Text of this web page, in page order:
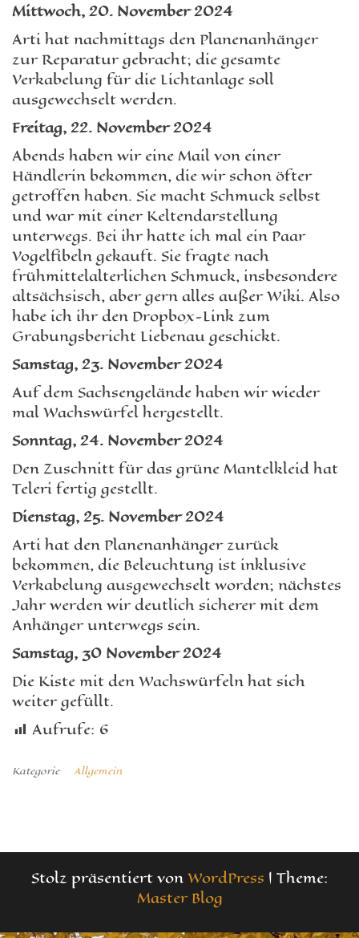
Mittwoch, 20. November 2024
Arti hat nachmittags den Planenanhänger
zur Reparatur gebracht; die gesamte
Verkabelung für die Lichtanlage soll
ausgewechselt werden.
Freitag, 22. November 2024
Abends haben wir eine Mail von einer
Händlerin bekommen, die wir schon öfter
getroffen haben. Sie macht Schmuck selbst
und war mit einer Keltendarstellung
unterwegs. Bei ihr hatte ich mal ein Paar
Vogelfibeln gekauft. Sie fragte nach
frühmittelalterlichen Schmuck, insbesondere
altsächsisch, aber gern alles außer Wiki. Also
habe ich ihr den Dropbox-Link zum
Grabungsbericht Liebenau geschickt.
Samstag, 23. November 2024
Auf dem Sachsengelände haben wir wieder
mal Wachswürfel hergestellt.
Sonntag, 24. November 2024
Den Zuschnitt für das grüne Mantelkleid hat
Teleri fertig gestellt.
Dienstag, 25. November 2024
Arti hat den Planenanhänger zurück
bekommen, die Beleuchtung ist inklusive
Verkabelung ausgewechselt worden; nächstes
Jahr werden wir deutlich sicherer mit dem
Anhänger unterwegs sein.
Samstag, 30 November 2024
Die Kiste mit den Wachswürfeln hat sich
weiter gefüllt.
Aufrufe: 6
Kategorie Allgemein
Stolz präsentiert vonWordPress | Theme:
Master Blog